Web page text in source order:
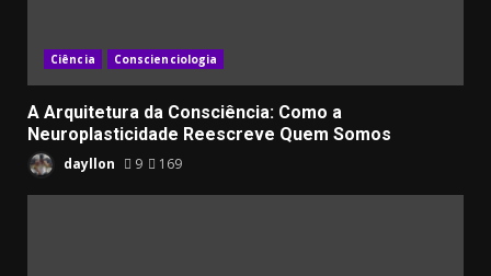
Ciência Conscienciologia
A Arquitetura da Consciência: Como a
Neuroplasticidade Reescreve Quem Somos
dayllon 9 169